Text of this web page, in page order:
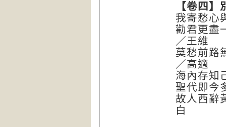
【卷四
我寄愁心
勸君更盡
／王維
莫愁前路
／高適
海內存知
聖代即今
故人西辭
白